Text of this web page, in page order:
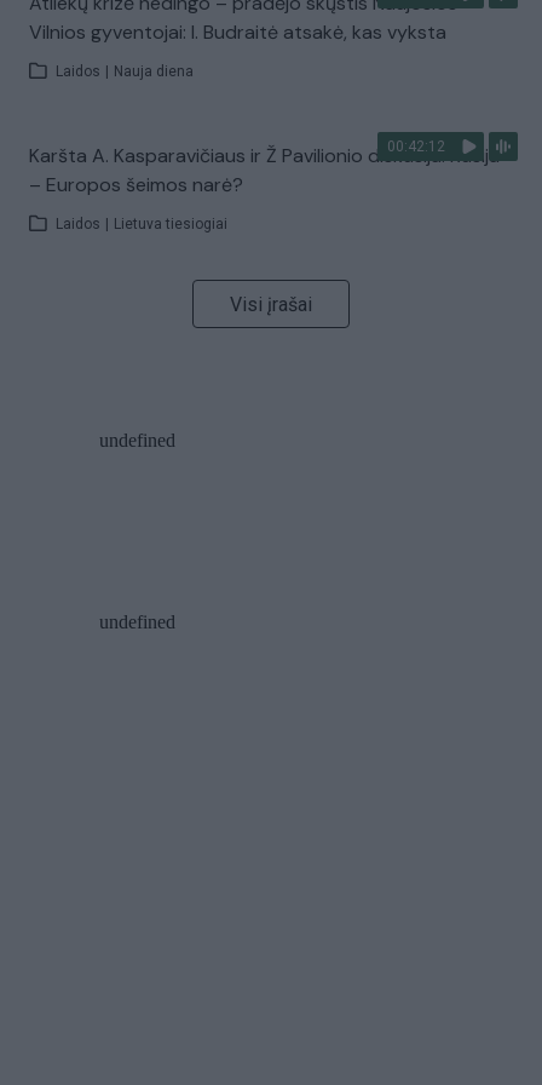
Vilnios gyventojai: I. Budraitė atsakė, kas vyksta
Laidos Nauja diena
00:42:12
Karšta A. Kasparavičiaus ir Ž Pavilionio diskusija: Rusija
– Europos šeimos narė?
Laidos Lietuva tiesiogiai
Visi įrašai